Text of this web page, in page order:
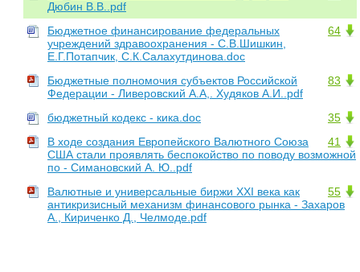
Дюбин В.В..pdf
64
Бюджетное финансирование федеральных
учреждений здравоохранения - С.В.Шишкин,
Е.Г.Потапчик, С.К.Салахутдинова.doc
83
Бюджетные полномочия субъектов Российской
Федерации - Ливеровский А.А,. Худяков А.И..pdf
35
бюджетный кодекс - кика.doc
41
В ходе создания Европейского Валютного Союза
США стали проявлять беспокойство по поводу возможной
по - Симановский А. Ю..pdf
55
Валютные и универсальные биржи XXI века как
антикризисный механизм финансового рынка - Захаров
А., Кириченко Д., Челмоде.pdf